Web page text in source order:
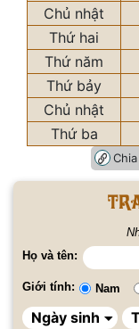
Chủ nhật
Thứ hai
Thứ năm
Thứ bảy
Chủ nhật
Thứ ba
Họ và tên:
Giới tính: Nam